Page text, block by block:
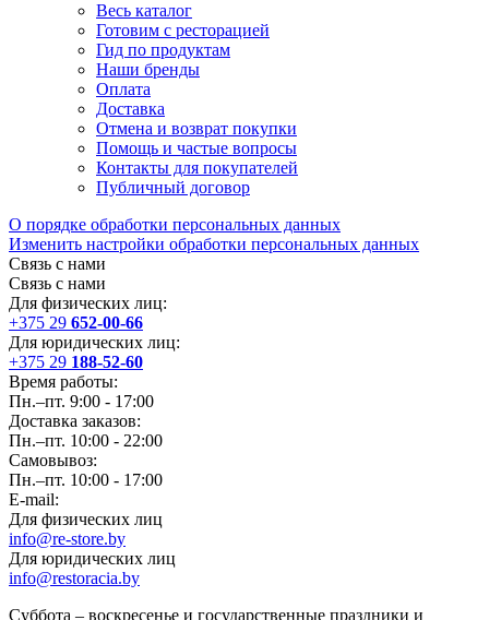
Весь каталог
Готовим с ресторацией
Гид по продуктам
Наши бренды
Оплата
Доставка
Отмена и возврат покупки
Помощь и частые вопросы
Контакты для покупателей
Публичный договор
О порядке обработки персональных данных
Изменить настройки обработки персональных данных
Связь с нами
Связь с нами
Для физических лиц:
+375 29 652-00-66
Для юридических лиц:
+375 29 188-52-60
Время работы:
Пн.–пт. 9:00 - 17:00
Доставка заказов:
Пн.–пт. 10:00 - 22:00
Самовывоз:
Пн.–пт. 10:00 - 17:00
E-mail:
Для физических лиц
info@re-store.by
Для юридических лиц
info@restoracia.by
Суббота – воскресенье и государственные праздники и